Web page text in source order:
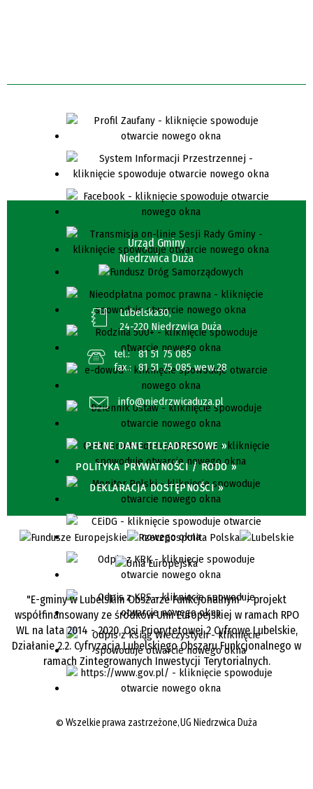
Urząd Gminy
Niedrzwica Duża
Lubelska30,
24-220 Niedrzwica Duża
tel.:
81 51 75 085
fax.:
81 51 75 085 wew.28
info@niedrzwicaduza.pl
PEŁNE DANE TELEADRESOWE »
POLITYKA PRYWATNOŚCI / RODO »
DEKLARACJA DOSTĘPNOŚCI »
"E-gminy w Lubelskim Obszarze Funkcjonalnym" - projekt
współfinansowany ze środków Unii Europejskiej w ramach RPO
WL na lata 2014 - 2020, Osi Priorytetowej 2 Cyfrowe Lubelskie,
Działanie 2.2. Cyfryzacja Lubelskiego Obszaru Funkcjonalnego w
ramach Zintegrowanych Inwestycji Terytorialnych.
©Wszelkie prawa zastrzeżone, UG Niedrzwica Duża